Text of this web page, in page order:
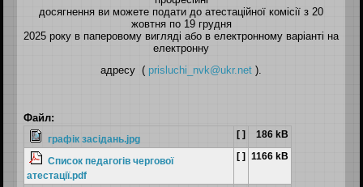
досягнення ви можете подати до атестаційної комісії з 20
жовтня по 19 грудня
2025 року в паперовому вигляді або в електронному варіанті на
електронну
адресу ( prisluchi_nvk@ukr.net ).
Файл:
графік засідань.jpg [ ] 186 kB
Список педагогів чергової
атестації.pdf
[ ] 1166 kB